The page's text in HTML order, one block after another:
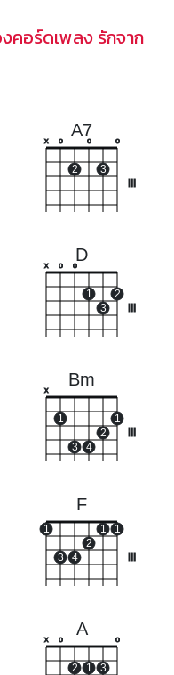
คอร์ดเพลง รักจาก
A7
x o
2
o
3
o
D
x o o
1
3
2
Bm
x
1
3 4
2
1
F
1
3 4
2
1 1
A
x o
2 1 3
o